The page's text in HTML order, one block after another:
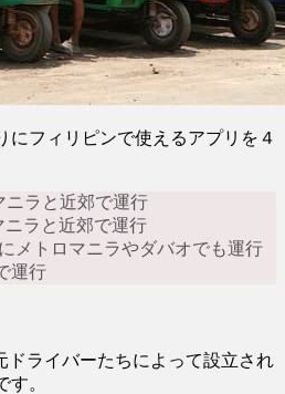
にフィリピンで使えるアプリを４
ニラと近郊で運行
ニラと近郊で運行
メトロマニラやダバオでも運行
運行
ドライバーたちによって設立され
。